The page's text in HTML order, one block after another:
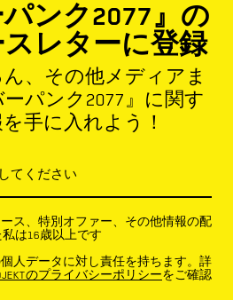
パンク2077』の
レターに登録
、その他メディアま
パンク2077』に関す
手に入れよう！
てください
ース、特別オファー、その他情報の配
は16歳以上です
個人データに対し責任を持ちます。詳
のプライバシーポリシーをご確認